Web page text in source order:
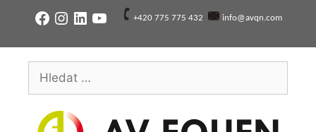
FacebookInstagramLinkedInYouTube +420 775 775 432 info@avqn.com